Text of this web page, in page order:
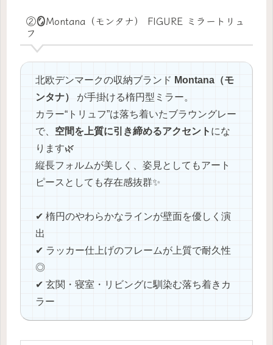
②🪞Montana（モンタナ） FIGURE ミラートリュ
フ
北欧デンマークの収納ブランド Montana（モ
ンタナ）
が手掛ける楕円型ミラー。
カラー“トリュフ”は落ち着いたブラウングレー
で、 空間を上質に引き締めるアクセント にな
ります🌿
縦長フォルムが美しく、姿見としてもアート
ピースとしても存在感抜群✨
✔ 楕円のやわらかなラインが壁面を優しく演
出
✔ ラッカー仕上げのフレームが上質で耐久性
◎
✔ 玄関・寝室・リビングに馴染む落ち着きカ
ラー